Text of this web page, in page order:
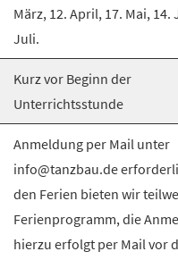
März, 12. April, 17. Mai, 14.
Juli.
Kurz vor Beginn der
Unterrichtsstunde
Anmeldung per Mail unter
info@tanzbau.de
den Ferien bieten wir
Ferienprogramm, die
hierzu erfolgt per Mail vor